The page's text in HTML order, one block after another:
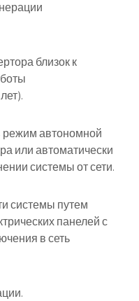
близок к
режим автономной
или автоматически
системы от сети.
системы путем
панелей с
в сеть